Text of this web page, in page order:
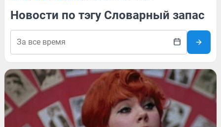
Новости по тэгу Словарный запас